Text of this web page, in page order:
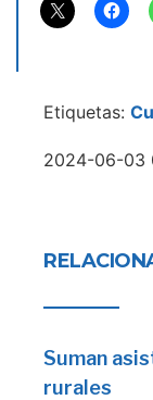
Etiquetas:
2024-06-03
Suman
rurales